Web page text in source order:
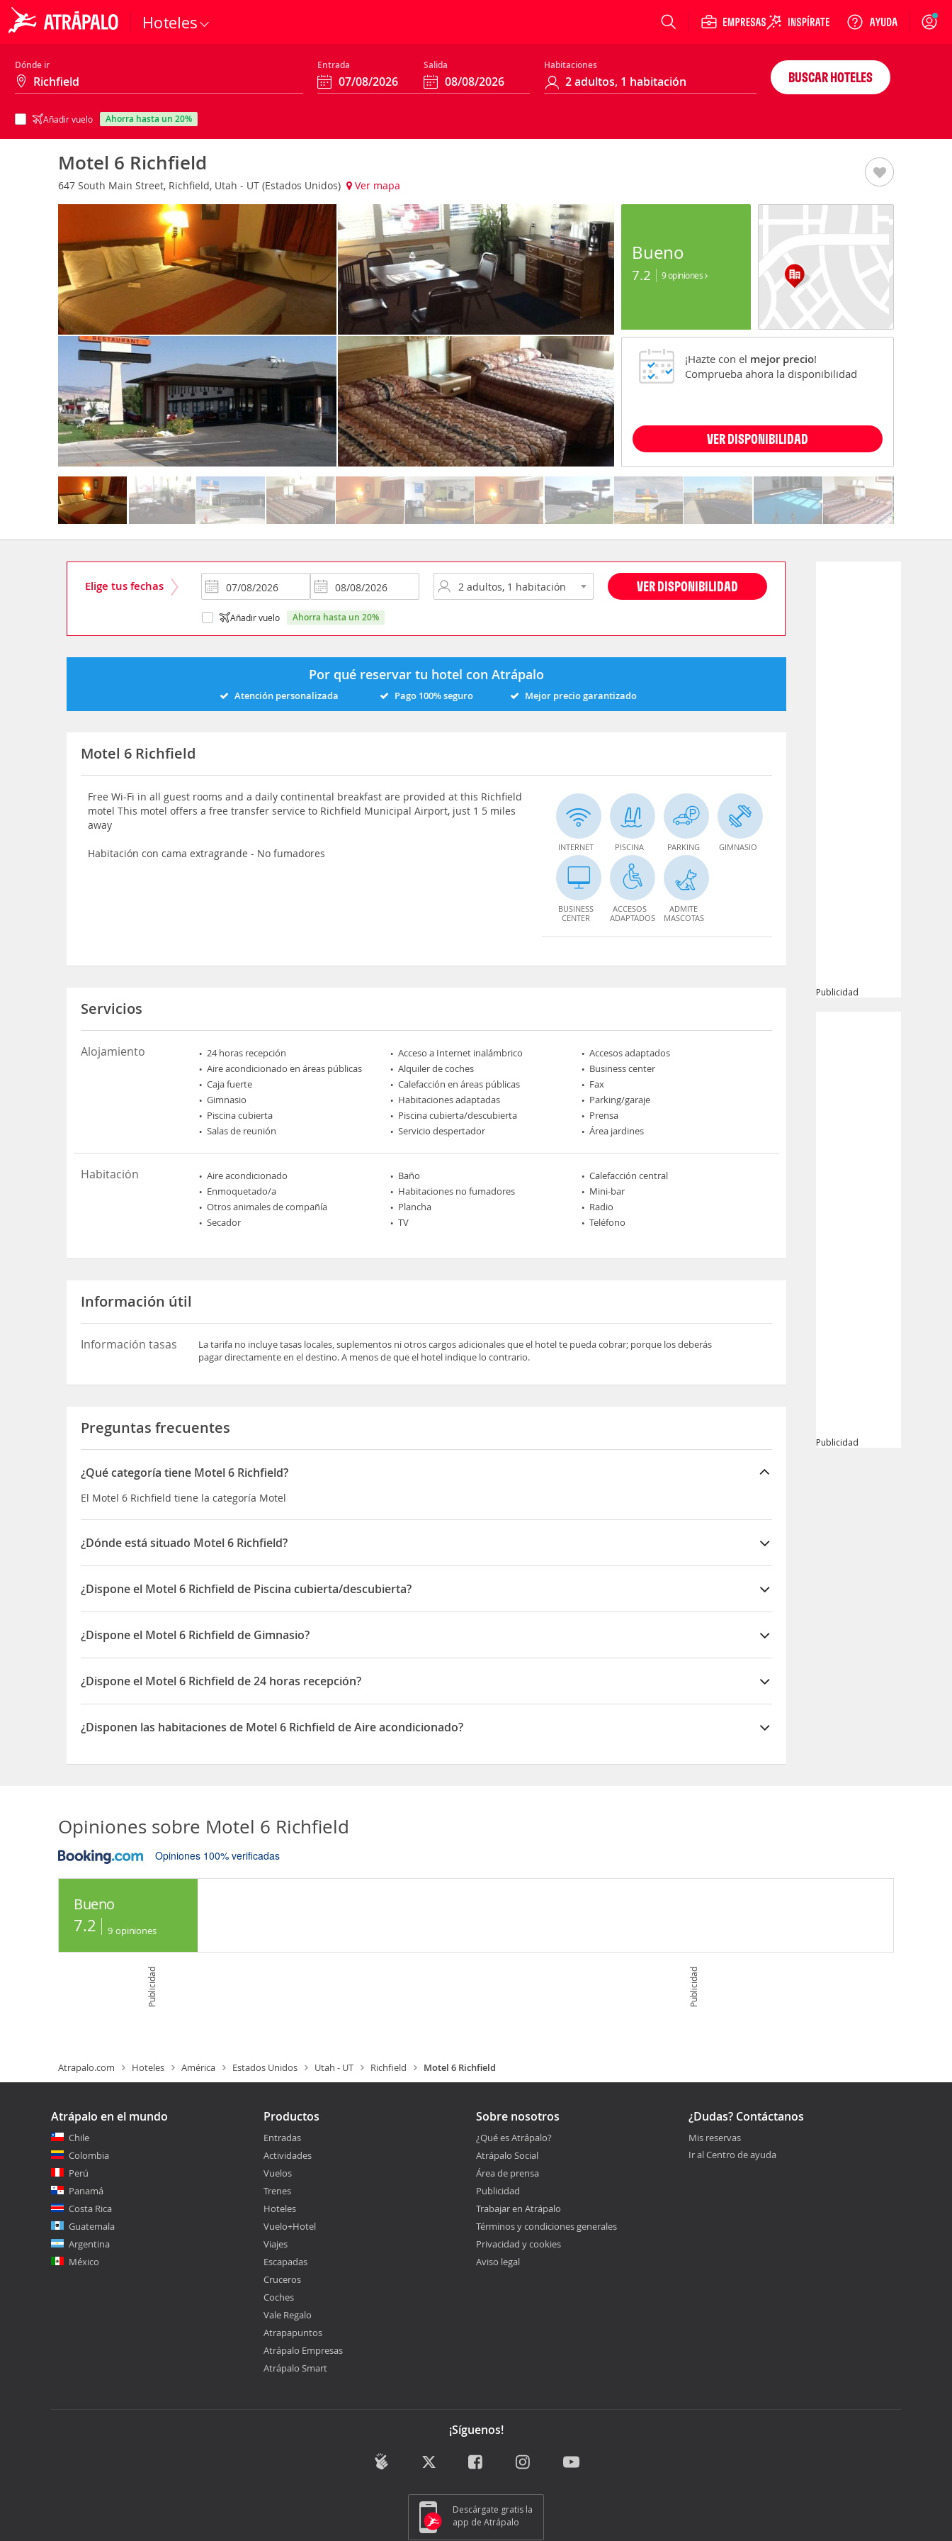
Hoteles Login
Dónde ir Entrada Salida Habitaciones
Añadir vuelo ahorra hasta un 20%
BUSCAR HOTELES
Motel 6 Richfield
647 South Main Street, Richfield, Utah - UT (Estados Unidos) Ver mapa
Bueno
7.2 9 opiniones
¡Hazte con el mejor precio!
Comprueba ahora la disponibilidad
VER DISPONIBILIDAD
Elige tus fechas VER DISPONIBILIDAD
Añadir vuelo ahorra hasta un 20%
Por qué reservar tu hotel con Atrápalo
Atención personalizada Pago 100% seguro Mejor precio garantizado
Motel 6 Richfield
Free Wi-Fi in all guest rooms and a daily continental breakfast are provided at this Richfield
motel This motel offers a free transfer service to Richfield Municipal Airport, just 1 5 miles
away
Habitación con cama extragrande - No fumadores INTERNET PISCINA PARKING GIMNASIO
BUSINESS
CENTER
ACCESOS
ADAPTADOS
ADMITE
MASCOTAS
Servicios
Alojamiento 24 horas recepción Acceso a Internet inalámbrico
Accesos adaptados
Aire acondicionado en áreas públicas
Alquiler de coches
Business center
Caja fuerte
Calefacción en áreas públicas
Fax
Gimnasio
Habitaciones adaptadas
Parking/garaje
Piscina cubierta
Piscina cubierta/descubierta
Prensa
Salas de reunión
Servicio despertador Área jardines
Habitación Aire acondicionado Baño
Calefacción central
Enmoquetado/a
Habitaciones no fumadores
Mini-bar
Otros animales de compañía
Plancha
Radio
Secador
TV Teléfono
Información útil
Información tasas
La tarifa no incluye tasas locales, suplementos ni otros cargos adicionales que el hotel te pueda cobrar; porque los deberás
pagar directamente en el destino. A menos de que el hotel indique lo contrario.
Preguntas frecuentes
¿Qué categoría tiene Motel 6 Richfield?
El Motel 6 Richfield tiene la categoría Motel
¿Dónde está situado Motel 6 Richfield?
El Motel 6 Richfield está situado en 647 South Main Street
¿Dispone el Motel 6 Richfield de Piscina cubierta/descubierta?
Sí, el Motel 6 Richfield dispone de Piscina cubierta/descubierta
¿Dispone el Motel 6 Richfield de Gimnasio?
Sí, el Motel 6 Richfield dispone de Gimnasio
¿Dispone el Motel 6 Richfield de 24 horas recepción?
Sí, el Motel 6 Richfield dispone de 24 horas recepción
¿Disponen las habitaciones de Motel 6 Richfield de Aire acondicionado?
Publicidad
Publicidad
Opiniones sobre Motel 6 Richfield
Opiniones 100% verificadas
Bueno
7.2 9 opiniones
Publicidad Publicidad
Atrapalo.com Hoteles América Estados Unidos Utah - UT Richfield Motel 6 Richfield
Atrápalo en el mundo
Chile
Colombia
Perú
Panamá
Costa Rica
Guatemala
Argentina
México
Productos
Entradas
Actividades
Vuelos
Trenes
Hoteles
Vuelo+Hotel
Viajes
Escapadas
Cruceros
Coches
Vale Regalo
Atrapapuntos
Atrápalo Empresas
Atrápalo Smart
Sobre nosotros
¿Qué es Atrápalo?
Atrápalo Social
Área de prensa
Publicidad
Trabajar en Atrápalo
Términos y condiciones generales
Privacidad y cookies
Aviso legal
¿Dudas? Contáctanos
Mis reservas
Ir al Centro de ayuda
¡Síguenos!
Descárgate gratis la
app de Atrápalo